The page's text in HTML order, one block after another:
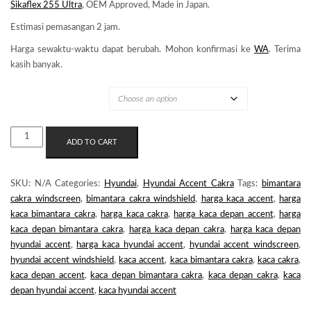
Sikaflex 255 Ultra, OEM Approved, Made in Japan.
Estimasi pemasangan 2 jam.
Harga sewaktu-waktu dapat berubah. Mohon konfirmasi ke WA. Terima
kasih banyak.
KACA
DEPAN
ACCENT
CAKRA
QUANTITY
ADD TO CART
SKU: N/A Categories: Hyundai, Hyundai Accent Cakra Tags:
bimantara
cakra windscreen, bimantara cakra windshield, harga kaca accent, harga
kaca bimantara cakra, harga kaca cakra, harga kaca depan accent, harga
kaca depan bimantara cakra, harga kaca depan cakra,
harga kaca depan
hyundai accent, harga kaca hyundai accent, hyundai accent windscreen,
hyundai accent windshield, kaca accent, kaca bimantara cakra, kaca cakra,
kaca depan accent, kaca depan bimantara cakra, kaca depan cakra, kaca
depan hyundai accent, kaca hyundai accent